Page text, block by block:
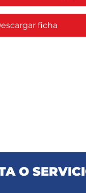
ficha
O